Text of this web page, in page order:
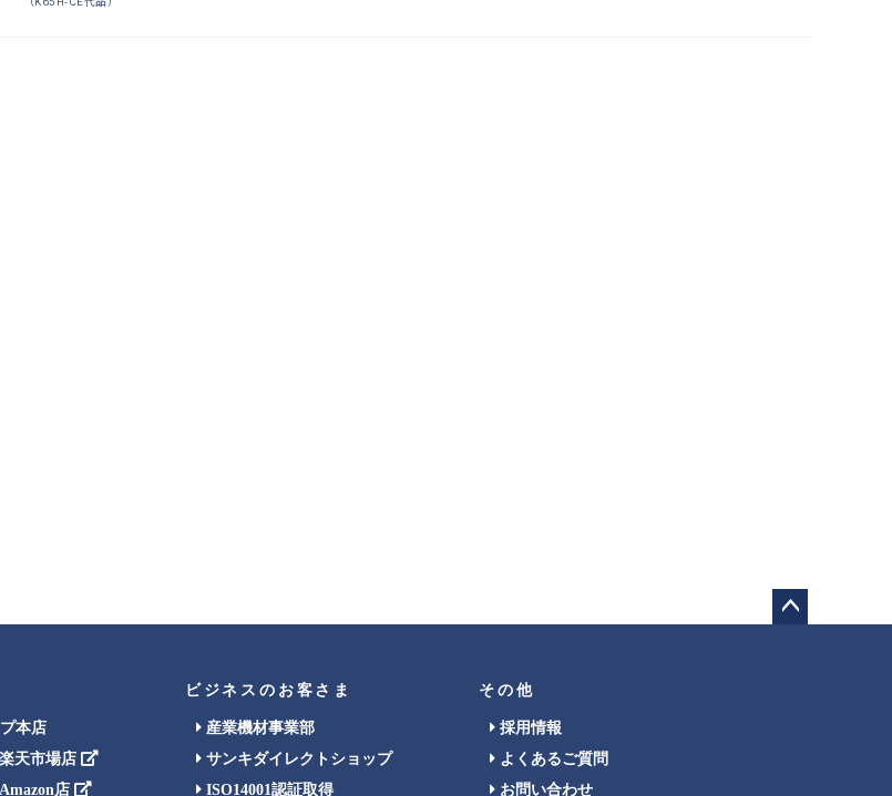
本店
楽天市場店
Amazon店
ビジネスのお客さま
産業機材事業部
サンキダイレクトショップ
ISO14001認証取得
その他
採用情報
よくあるご質問
お問い合わせ